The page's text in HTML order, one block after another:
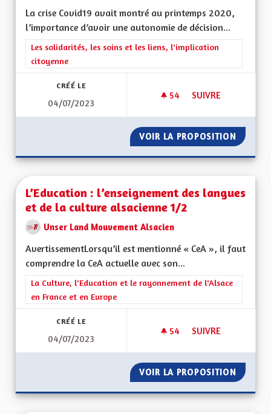
La crise Covid19 avait montré au printemps 2020,
l’importance d’avoir une autonomie de décision...
Filtrer les résultats de la catégorie : Les solidarités, les soins
Les solidarités, les soins et les liens, l'implication
citoyenne
CRÉÉ LE
04/07/2023
54 54 ABONNÉS
SUIVRE
VOIR LA PROPOSITION LA
L’Education : l’enseignement des langues
et de la culture alsacienne 1/2
Unser Land Mouvement Alsacien
AvertissementLorsqu’il est mentionné « CeA », il faut
comprendre la CeA actuelle avec son...
Filtrer les résultats de la catégorie : La Culture, l'Education et
La Culture, l'Education et le rayonnement de l'Alsace
en France et en Europe
CRÉÉ LE
04/07/2023
54 54 ABONNÉS
SUIVRE
VOIR LA PROPOSITION